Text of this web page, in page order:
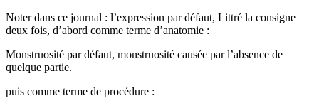
Noter dans ce journal : l’expression par défaut, Littré la consigne
deux fois, d’abord comme terme d’anatomie :
Monstruosité par défaut, monstruosité causée par l’absence de
quelque partie.
puis comme terme de procédure :